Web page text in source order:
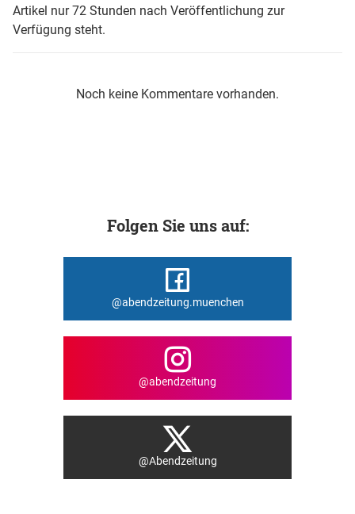
Artikel nur 72 Stunden nach Veröffentlichung zur
Verfügung steht.
Noch keine Kommentare vorhanden.
Folgen Sie uns auf:
@abendzeitung.muenchen
@abendzeitung
@Abendzeitung